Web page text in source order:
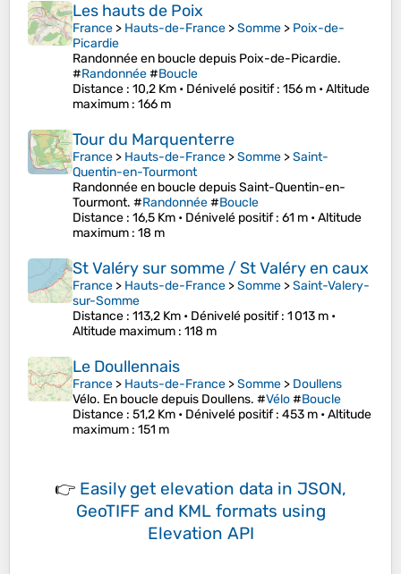
Les hauts de Poix
France > Hauts-de-France >Somme > Poix-de-
Picardie
Randonnée en boucle depuis Poix-de-Picardie.
#Randonnée#Boucle
Distance : 10,2 Km • Dénivelé positif: 156 m •Altitude
maximum : 166 m
Tour du Marquenterre
France > Hauts-de-France >Somme >Saint-
Quentin-en-Tourmont
Randonnée en boucle depuis Saint-Quentin-en-
Tourmont. #Randonnée#Boucle
Distance : 16,5 Km • Dénivelé positif: 61 m •Altitude
maximum : 18 m
St Valéry sur somme / St Valéry en caux
France > Hauts-de-France >Somme >Saint-Valery-
sur-Somme
Distance : 113,2 Km • Dénivelé positif: 1 013 m •
Altitude maximum : 118 m
Le Doullennais
France > Hauts-de-France >Somme > Doullens
Vélo. En boucle depuis Doullens. #Vélo#Boucle
Distance : 51,2 Km • Dénivelé positif: 453 m •Altitude
maximum : 151 m
👉 Easily get elevation data in JSON,
GeoTIFF and KML formats using
Elevation API